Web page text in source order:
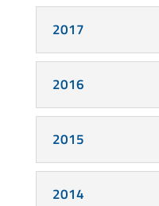
2017
2016
2015
2014